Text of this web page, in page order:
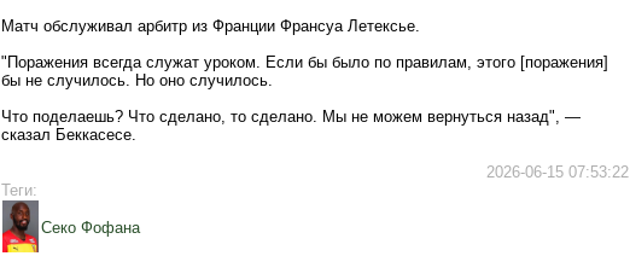
Матч обслуживал арбитр из Франции Франсуа Летексье.
"Поражения всегда служат уроком. Если бы было по правилам, этого [поражения]
бы не случилось. Но оно случилось.
Что поделаешь? Что сделано, то сделано. Мы не можем вернуться назад", —
сказал Беккасесе.
2026-06-15 07:53:22
Теги:
Секо Фофана